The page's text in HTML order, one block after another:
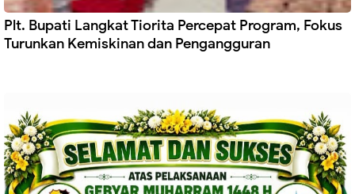
Plt. Bupati Langkat Tiorita Percepat Program, Fokus
Turunkan Kemiskinan dan Pengangguran